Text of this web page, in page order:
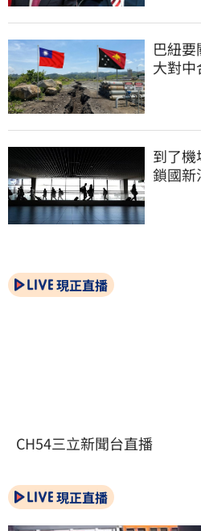
巴紐
大對中
到了
鎖國新
現正直播
CH54三立新聞台直播
現正直播